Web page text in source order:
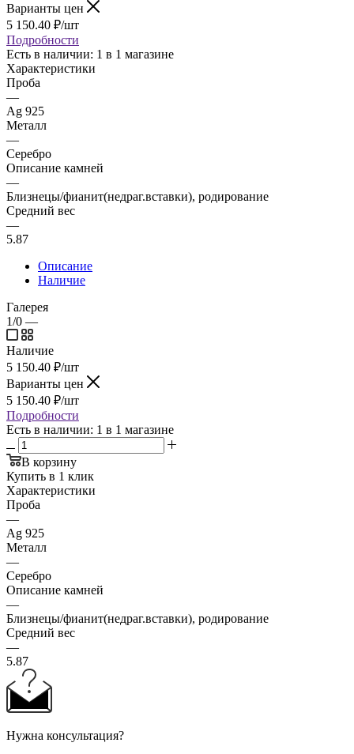
Варианты цен
5 150.40 ₽/шт
Подробности
Есть в наличии: 1 в 1 магазине
Характеристики
Проба
—
Ag 925
Металл
—
Серебро
Описание камней
—
Близнецы/фианит(недраг.вставки), родирование
Средний вес
—
5.87
Описание
Наличие
Галерея
1/0 —
Наличие
5 150.40 ₽/шт
Варианты цен
5 150.40 ₽/шт
Подробности
Есть в наличии: 1 в 1 магазине
В корзину
Купить в 1 клик
Характеристики
Проба
—
Ag 925
Металл
—
Серебро
Описание камней
—
Близнецы/фианит(недраг.вставки), родирование
Средний вес
—
5.87
Нужна консультация?